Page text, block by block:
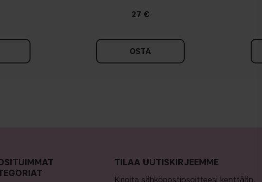
27 €
OSTA
TILAA UUTISKIRJEEMME
Kirjoita sähköpostiosoitteesi kenttään,